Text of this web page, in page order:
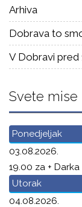
Arhiva
Dobrava to
V Dobravi pred
Svete mise
Ponedjeljak
03.08.2026.
19.00 za +
Utorak
04.08.2026.